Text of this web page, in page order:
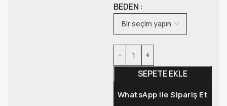
BEDEN
SEPETE EKLE
WhatsApp ile Sipariş Et